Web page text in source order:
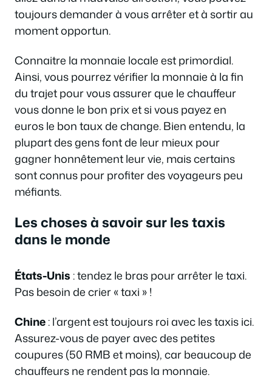
toujours demander à vous arrêter et à sortir au
moment opportun.
Connaitre la monnaie locale est primordial.
Ainsi, vous pourrez vérifier la monnaie à la fin
du trajet pour vous assurer que le chauffeur
vous donne le bon prix et si vous payez en
euros le bon taux de change. Bien entendu, la
plupart des gens font de leur mieux pour
gagner honnêtement leur vie, mais certains
sont connus pour profiter des voyageurs peu
méfiants.
Les choses à savoir sur les taxis
dans le monde
États-Unis : tendez le bras pour arrêter le taxi.
Pas besoin de crier « taxi » !
Chine: l’argent est toujours roi avec les taxis ici.
Assurez-vous de payer avec des petites
coupures (50 RMB et moins), car beaucoup de
chauffeurs ne rendent pas la monnaie.